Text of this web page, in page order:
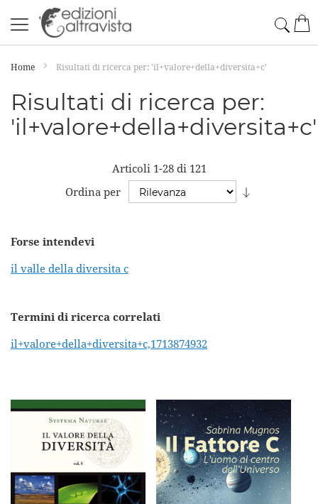
al
contenuto
Home Risultati di ricerca per: 'il+valore+della+diversita+c'
Risultati di ricerca per:
'il+valore+della+diversita+c'
Articoli 1-28di 121
Ordina per
Forse intendevi
il valle della diversita c
Termini di ricerca correlati
il+valore+della+diversita+c,1713874932